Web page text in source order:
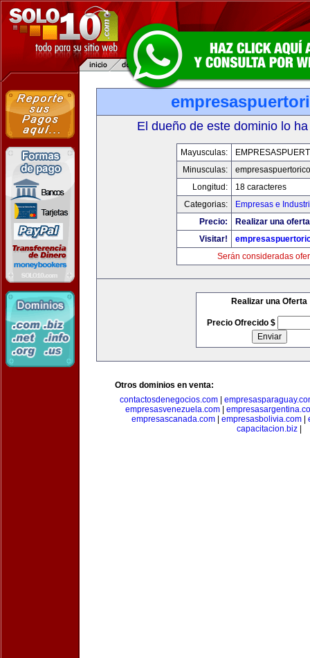
El dueño de este dominio lo
Mayusculas:
Minusculas:
Longitud:
18 caracteres
Categorias:
Empresas e
Precio:
Realizar una
Visitar!
Serán consideradas
Realizar una Oferta
Precio Ofrecido $
Otros dominios en venta:
contactosdenegocios.com
empresasvenezuela.com|
empresascanada.com| empresasbolivia.com|
capacitacion.biz